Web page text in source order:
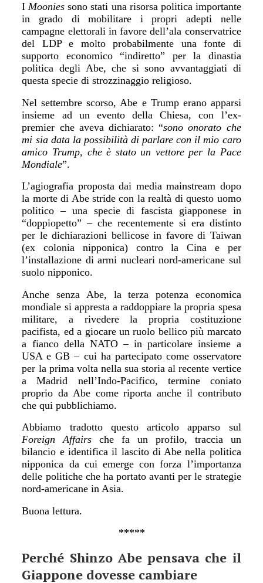
IMoonies sono stati una risorsa politica importante
in grado di mobilitare i propri adepti nelle
campagne elettorali in favore dell’ala conservatrice
del LDP e molto probabilmente una fonte di
supporto economico “indiretto” per la dinastia
politica degli Abe, che si sono avvantaggiati di
questa specie di strozzinaggio religioso.
Nel settembre scorso, Abe e Trump erano apparsi
insieme ad un evento della Chiesa, con l’ex-
premier che aveva dichiarato: “sono onorato che
mi sia data la possibilità di parlare con il mio caro
amico Trump, che è stato un vettore per la Pace
Mondiale”.
L’agiografia proposta dai media mainstream dopo
la morte di Abe stride con la realtà di questo uomo
politico – una specie di fascista giapponese in
“doppiopetto” – che recentemente si era distinto
per le dichiarazioni bellicose in favore di Taiwan
(ex colonia nipponica) contro la Cina e per
l’installazione di armi nucleari nord-americane sul
suolo nipponico.
Anche senza Abe, la terza potenza economica
mondiale si appresta a raddoppiare la propria spesa
militare, a rivedere la propria costituzione
pacifista, ed a giocare un ruolo bellico più marcato
a fianco della NATO – in particolare insieme a
USA e GB – cui ha partecipato come osservatore
per la prima volta nella sua storia al recente vertice
a Madrid nell’Indo-Pacifico, termine coniato
proprio da Abe come riporta anche il contributo
che qui pubblichiamo.
Abbiamo tradotto questo articolo apparso sul
Foreign Affairs che fa un profilo, traccia un
bilancio e identifica il lascito di Abe nella politica
nipponica da cui emerge con forza l’importanza
delle politiche che ha portato avanti per le strategie
nord-americane in Asia.
Buona lettura.
*****
Perché Shinzo Abe pensava che il
Giappone dovesse cambiare